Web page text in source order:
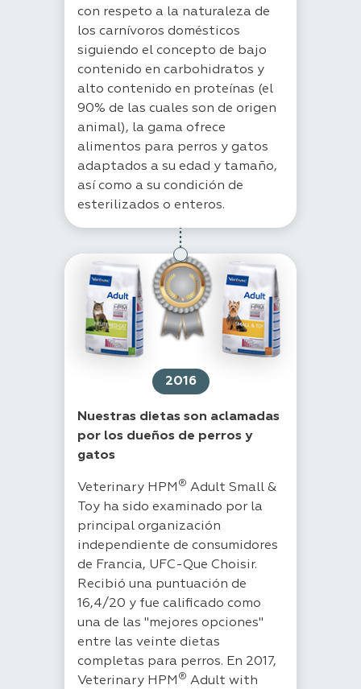
con respeto a la naturaleza de
los carnívoros domésticos
siguiendo el concepto de bajo
contenido en carbohidratos y
alto contenido en proteínas (el
90% de las cuales son de origen
animal), la gama ofrece
alimentos para perros y gatos
adaptados a su edad y tamaño,
así como a su condición de
esterilizados o enteros.
2016
Nuestras dietas son aclamadas
por los dueños de perros y
gatos
Veterinary HPM ® Adult Small &
Toy ha sido examinado por la
principal organización
independiente de consumidores
de Francia, UFC-Que Choisir.
Recibió una puntuación de
16,4/20 y fue calificado como
una de las "mejores opciones"
entre las veinte dietas
completas para perros. En 2017,
Veterinary HPM ® Adult with